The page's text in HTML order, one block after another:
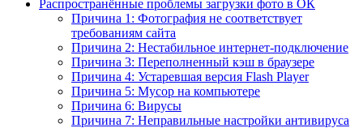
Распространённые проблемы загрузки фото в ОК
Причина 1: Фотография не соответствует
требованиям сайта
Причина 2: Нестабильное интернет-подключение
Причина 3: Переполненный кэш в браузере
Причина 4: Устаревшая версия Flash Player
Причина 5: Мусор на компьютере
Причина 6: Вирусы
Причина 7: Неправильные настройки антивируса